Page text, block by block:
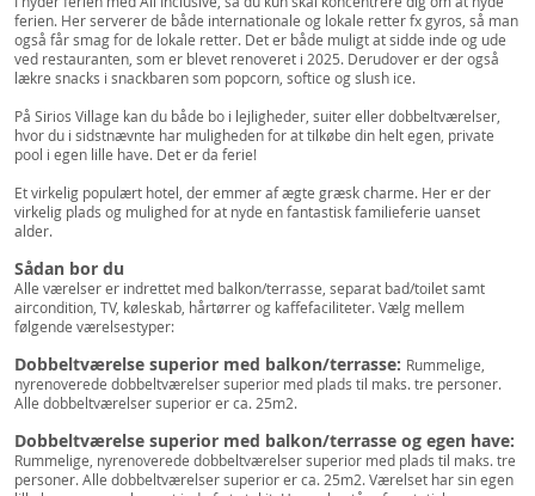
ferien. Her serverer de både internationale og lokale retter fx gyros, så man
også får smag for de lokale retter. Det er både muligt at sidde inde og ude
ved restauranten, som er blevet renoveret i 2025. Derudover er der også
lækre snacks i snackbaren som popcorn, softice og slush ice.
På Sirios Village kan du både bo i lejligheder, suiter eller dobbeltværelser,
hvor du i sidstnævnte har muligheden for at tilkøbe din helt egen, private
pool i egen lille have. Det er da ferie!
Et virkelig populært hotel, der emmer af ægte græsk charme. Her er der
virkelig plads og mulighed for at nyde en fantastisk familieferie uanset
alder.
Sådan bor du
Alle værelser er indrettet med balkon/terrasse, separat bad/toilet samt
aircondition, TV, køleskab, hårtørrer og kaffefaciliteter. Vælg mellem
følgende værelsestyper:
Dobbeltværelse superior med balkon/terrasse: Rummelige,
nyrenoverede dobbeltværelser superior med plads til maks. tre personer.
Alle dobbeltværelser superior er ca. 25m2.
Dobbeltværelse superior med balkon/terrasse og egen have:
Rummelige, nyrenoverede dobbeltværelser superior med plads til maks. tre
personer. Alle dobbeltværelser superior er ca. 25m2. Værelset har sin egen